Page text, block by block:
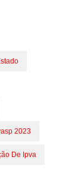
2023
De Ipva